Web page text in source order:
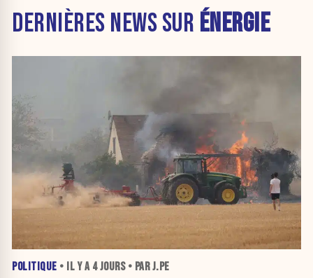
DERNIÈRES NEWS SUR ÉNERGIE
POLITIQUE • IL Y A 4 JOURS• PAR J.PE